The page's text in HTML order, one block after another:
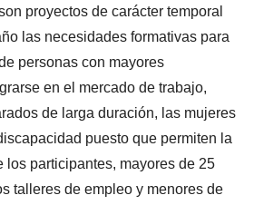
proyectos de carácter temporal
las necesidades formativas para
personas con mayores
en el mercado de trabajo,
de larga duración, las mujeres
puesto que permiten la
los participantes, mayores de 25
talleres de empleo y menores de